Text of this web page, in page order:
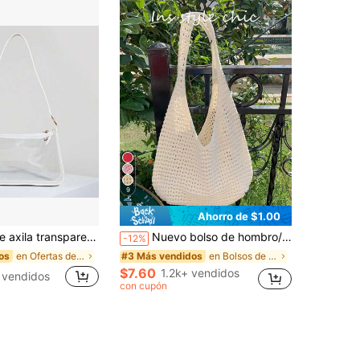
de PVC para mujer, moda para salidas diarias
en Ofertas de nueva llegada Bolsos De Hombro De Mu
9
Ahorro de $1.00
-12% Nuevo bolso de hombro/mano de malla de albaricoque calado con diseño abierto único y de moda, perfecto para el trayecto diario o salidas a la playa en vacaciones. Ideal para compras, viajes y uso casual.
#3 Más vendidos en Bolsos de crochet Bolsos De Hombro De Mujer
$7.60 1.2k+ vendidos
con cupón